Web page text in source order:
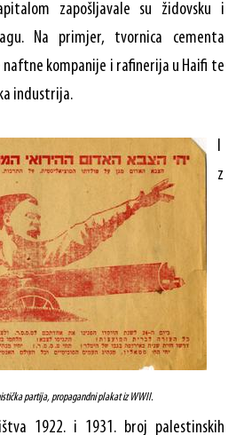
zapošljavale su židovsku i
Na primjer, tvornica cementa
naftne kompanije i rafinerija u Haifi te
industrija.
partija, propagandni plakat iz WWII.
I
z
1922. i 1931. broj palestinskih